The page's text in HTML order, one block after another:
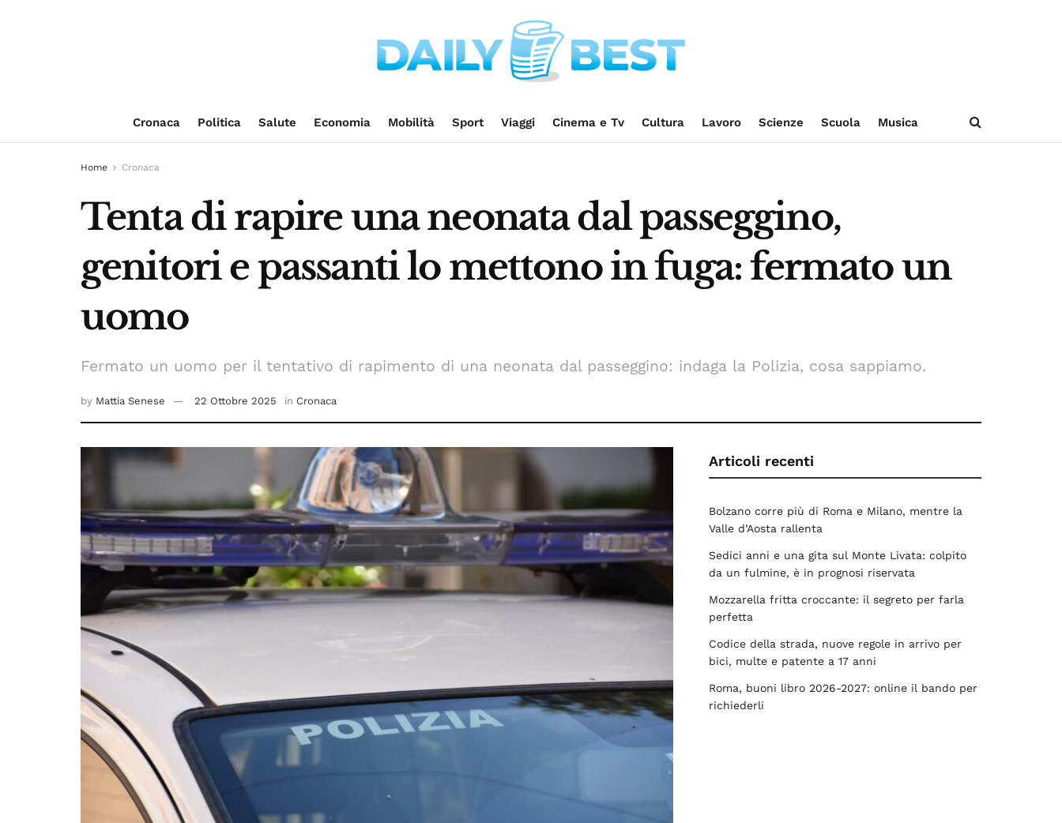
Cronaca Politica Salute Economia Mobilità Sport Viaggi Cinema e Tv Cultura Lavoro Scienze Scuola Musica
Home Cronaca
Tenta di rapire una neonata dal passeggino,
genitori e passanti lo mettono in fuga: fermato un
uomo
Fermato un uomo per il tentativo di rapimento di una neonata dal passeggino: indaga la Polizia, cosa sappiamo.
by Mattia Senese 22 Ottobre 2025 in Cronaca
Articoli recenti
Bolzano corre più di Roma e Milano, mentre la
Valle d’Aosta rallenta
Sedici anni e una gita sul Monte Livata: colpito
da un fulmine, è in prognosi riservata
Mozzarella fritta croccante: il segreto per farla
perfetta
Codice della strada, nuove regole in arrivo per
bici, multe e patente a 17 anni
Roma, buoni libro 2026-2027: online il bando per
richiederli